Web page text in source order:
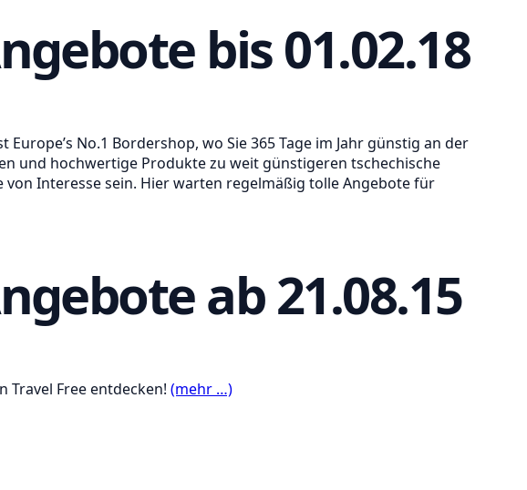
bis 01.02.18
No.1 Bordershop, wo Sie 365 Tage im Jahr günstig an der
und hochwertige Produkte zu weit günstigeren tschechische
Interesse sein. Hier warten regelmäßig tolle Angebote für
ab 21.08.15
Travel Free entdecken! (mehr …)